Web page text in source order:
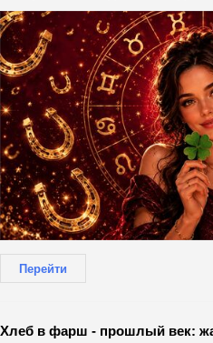
Перейти
Хлеб в фарш - прошлый век: